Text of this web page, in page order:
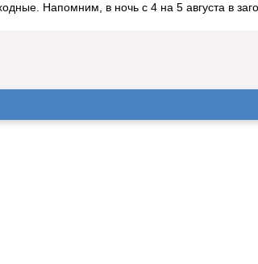
Напомним, в ночь с 4 на 5 августа в